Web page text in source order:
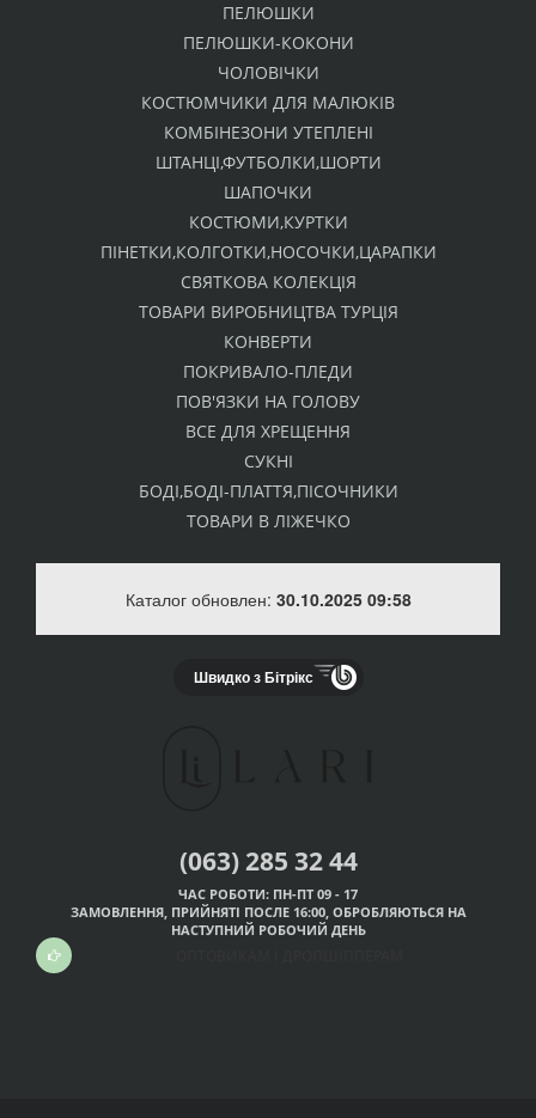
ПЕЛЮШКИ
ПЕЛЮШКИ-КОКОНИ
ЧОЛОВІЧКИ
КОСТЮМЧИКИ ДЛЯ МАЛЮКІВ
КОМБІНЕЗОНИ УТЕПЛЕНІ
ШТАНЦІ,ФУТБОЛКИ,ШОРТИ
ШАПОЧКИ
КОСТЮМИ,КУРТКИ
ПІНЕТКИ,КОЛГОТКИ,НОСОЧКИ,ЦАРАПКИ
СВЯТКОВА КОЛЕКЦІЯ
ТОВАРИ ВИРОБНИЦТВА ТУРЦІЯ
КОНВЕРТИ
ПОКРИВАЛО-ПЛЕДИ
ПОВ'ЯЗКИ НА ГОЛОВУ
ВСЕ ДЛЯ ХРЕЩЕННЯ
СУКНІ
БОДІ,БОДІ-ПЛАТТЯ,ПІСОЧНИКИ
ТОВАРИ В ЛІЖЕЧКО
Каталог обновлен: 30.10.2025 09:58
Швидко з Бітрікс
(063) 285 32 44
ЧАС РОБОТИ: ПН-ПТ 09 - 17
ЗАМОВЛЕННЯ, ПРИЙНЯТІ ПОСЛЕ 16:00, ОБРОБЛЯЮТЬСЯ НА
НАСТУПНИЙ РОБОЧИЙ ДЕНЬ